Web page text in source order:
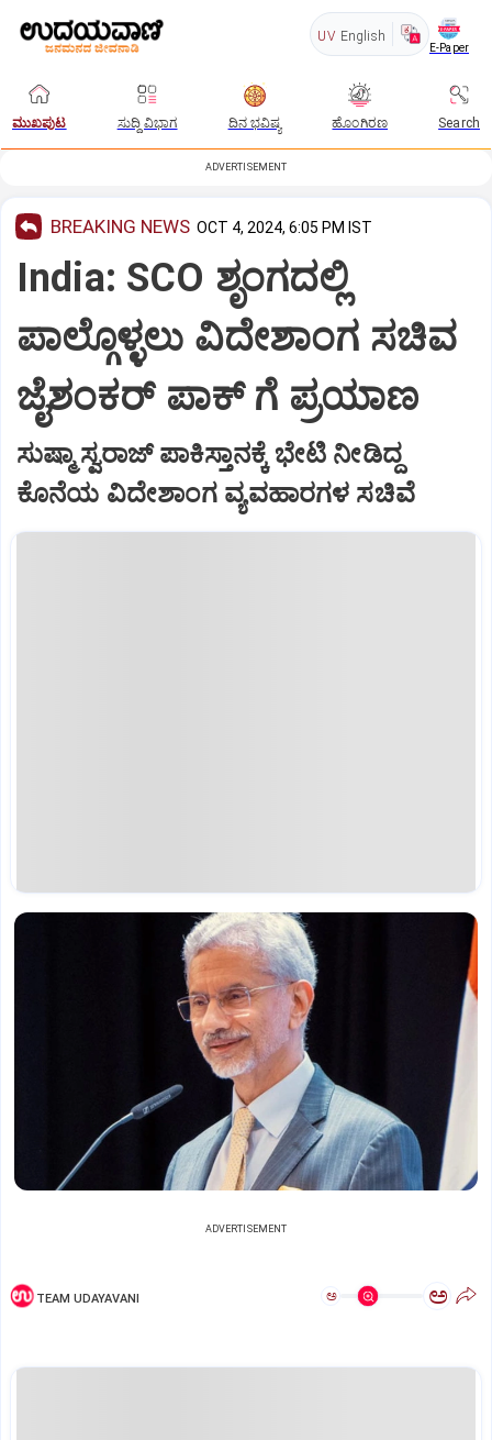
UV English
E-Paper
ಮುಖಪುಟ ಸುದ್ದಿ ವಿಭಾಗ ದಿನ ಭವಿಷ್ಯ ಹೊಂಗಿರಣ Search
ADVERTISEMENT
BREAKING NEWS OCT 4, 2024, 6:05 PM IST
India: SCO ಶೃಂಗದಲ್ಲಿ
ಪಾಲ್ಗೊಳ್ಳಲು ವಿದೇಶಾಂಗ ಸಚಿವ
ಜೈಶಂಕರ್‌ ಪಾಕ್‌ ಗೆ ಪ್ರಯಾಣ
ಸುಷ್ಮಾ ಸ್ವರಾಜ್‌ ಪಾಕಿಸ್ತಾನಕ್ಕೆ ಭೇಟಿ ನೀಡಿದ್ದ
ಕೊನೆಯ ವಿದೇಶಾಂಗ ವ್ಯವಹಾರಗಳ ಸಚಿವೆ
ADVERTISEMENT
TEAM UDAYAVANI ಅ ಅ